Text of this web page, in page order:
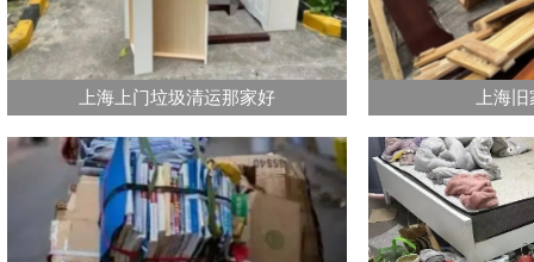
上海上门垃圾清运那家好 上海